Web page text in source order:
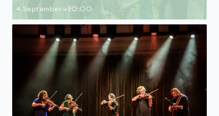
4 September→20:00